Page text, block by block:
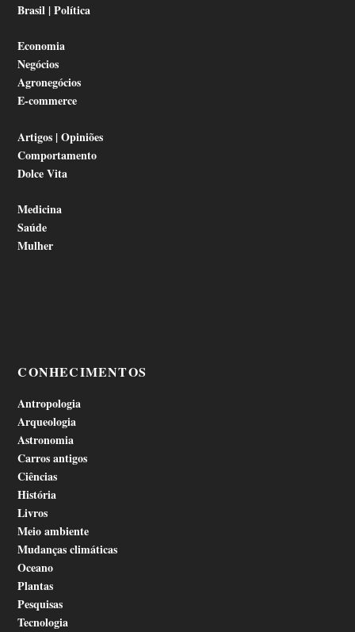
Brasil | Política
Economia
Negócios
Agronegócios
E-commerce
Artigos | Opiniões
Comportamento
Dolce Vita
Medicina
Saúde
Mulher
CONHECIMENTOS
Antropologia
Arqueologia
Astronomia
Carros antigos
Ciências
História
Livros
Meio ambiente
Mudanças climáticas
Oceano
Plantas
Pesquisas
Tecnologia